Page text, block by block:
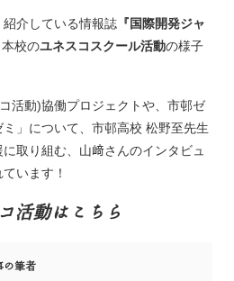
介している情報誌 『国際開発ジャ
本校のユネスコスクール活動の様子
活動)協働プロジェクトや、市邨ゼ
」について、市邨高校 松野至先生
取り組む、山﨑さんのインタビュ
います！
活動はこちら
の筆者